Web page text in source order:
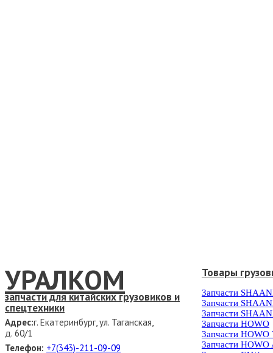
УРАЛКОМ
запчасти для китайских грузовиков и
спецтехники
Адрес:г. Екатеринбург, ул. Таганская,
д. 60/1
Телефон: +7(343)-211-09-09
Товары
Запчасти
Запчасти
Запчасти
Запчасти HOWO
Запчасти HOWO
Запчасти HOWO